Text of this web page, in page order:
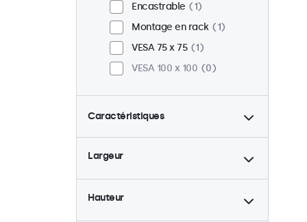
Encastrable
1
Montage en rack
1
VESA 75 x 75
1
VESA 100 x 100
0
Caractéristiques
4:3 / 5:4
1
Rétro-éclairage ajustable
Largeur
Hauteur